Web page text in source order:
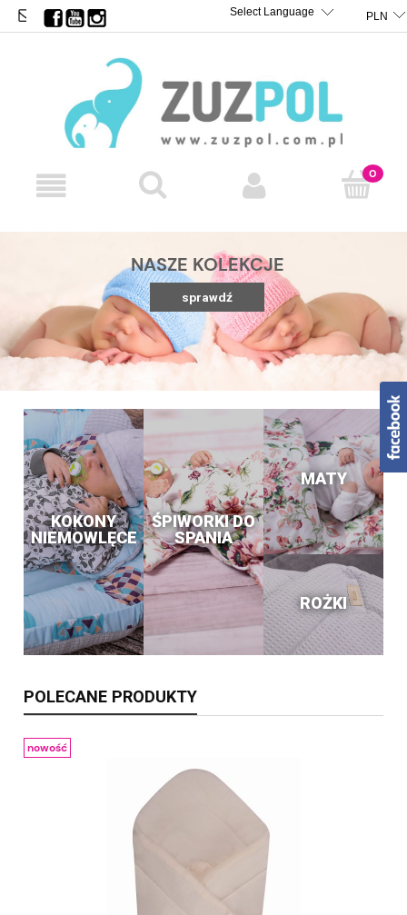
BIURO@ZUZPOL.PL
NASZE KOLEKCJE
sprawdź
KOKONY
NIEMOWLĘCE
ŚPIWORKI DO
SPANIA
MATY
ROŻKI
POLECANE PRODUKTY
nowość